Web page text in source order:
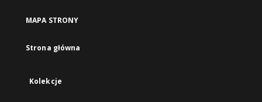
MAPA STRONY
Strona główna
Kolekcje